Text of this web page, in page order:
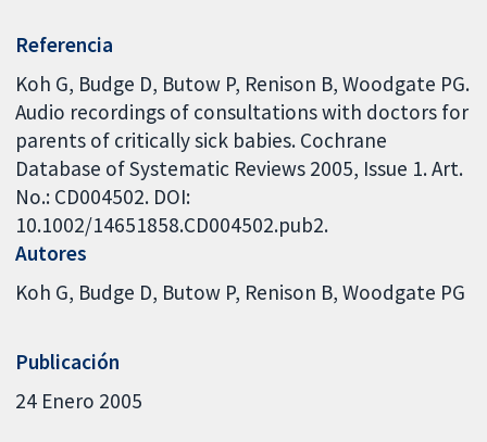
Referencia
Koh G, Budge D, Butow P, Renison B, Woodgate PG.
Audio recordings of consultations with doctors for
parents of critically sick babies. Cochrane
Database of Systematic Reviews 2005, Issue 1. Art.
No.: CD004502. DOI:
10.1002/14651858.CD004502.pub2.
Autores
Koh G Budge D Butow P Renison B Woodgate PG
Publicación
24 Enero 2005